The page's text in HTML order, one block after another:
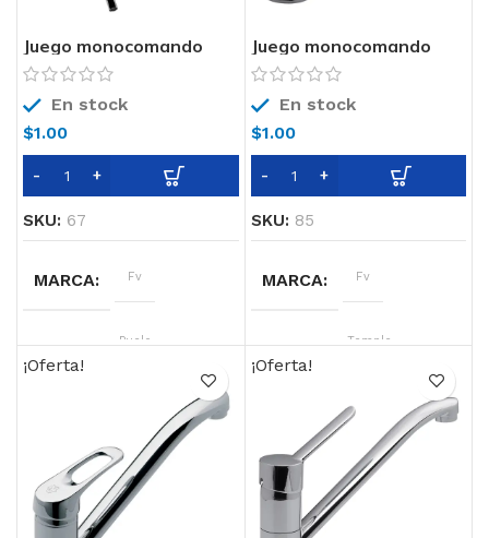
Juego monocomando
para bañera y ducha
0106-B5 FV
En stock
$1.00
SKU: 67
MARCA Fv
LINEA Puelo
TECNOLOGIA
Juego monocomando
para mesada de cocina
0411-87 FV
En stock
$1.00
SKU: 85
MARCA Fv
LINEA
Temple
Cromo
TECNOLOGIA
¡Oferta! ¡Oferta!